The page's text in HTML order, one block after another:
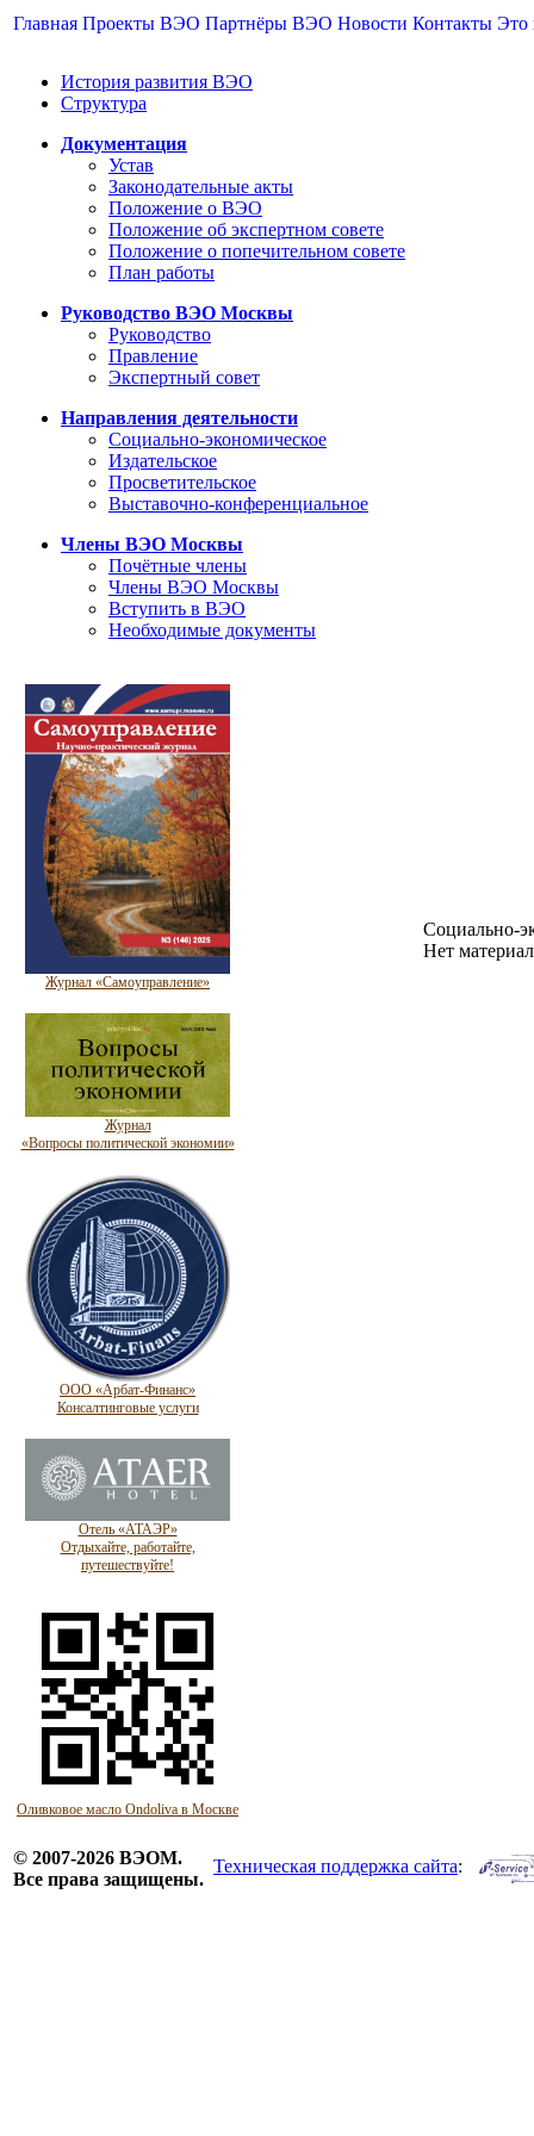
Главная Проекты ВЭО Партнёры ВЭО Новости Контакты Это
История развития ВЭО
Структура
Документация
Устав
Законодательные акты
Положение о ВЭО
Положение об экспертном совете
Положение о попечительном совете
План работы
Руководство ВЭО Москвы
Руководство
Правление
Экспертный совет
Направления деятельности
Социально-экономическое
Издательское
Просветительское
Выставочно-конференциальное
Члены ВЭО Москвы
Почётные члены
Члены ВЭО Москвы
Вступить в ВЭО
Необходимые документы
Журнал «Самоуправление»
Журнал
«Вопросы политической экономии»
ООО «Арбат-Финанс»
Консалтинговые услуги
Отель «АТАЭР»
Отдыхайте, работайте,
путешествуйте!
Оливковое масло Ondoliva в Москве
Социально-
Нет
© 2007-2026 ВЭОМ.
Все права защищены.
Техническая поддержка сайта: